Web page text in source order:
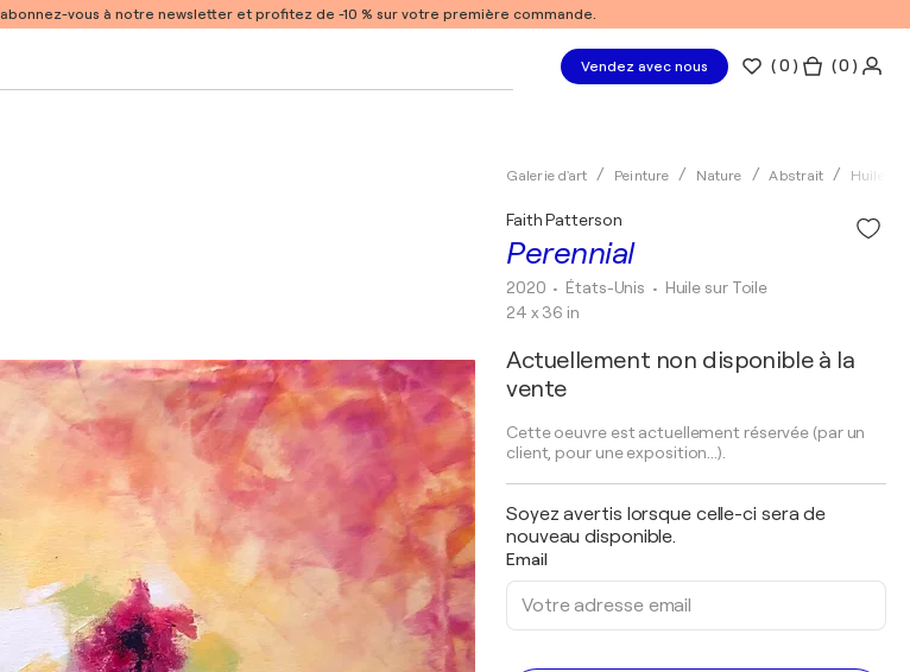
abonnez-vous à notre newsletter et profitez de -10 % sur votre première commande.
Vendez avec nous (0 ) ( 0 )
Galerie d'art Peinture Nature Abstrait Huile
Perennial
Faith Patterson
2020 • États-Unis • Huile sur Toile
24 x 36 in
Actuellement non disponible à la
vente
Cette oeuvre est actuellement réservée (par un
client, pour une exposition...).
Soyez avertis lorsque celle-ci sera de
nouveau disponible.
Email